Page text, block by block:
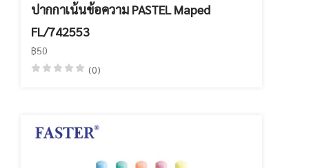
ปากกาเน้นข้อความ PASTEL Maped
FL/742553
฿50
(0)